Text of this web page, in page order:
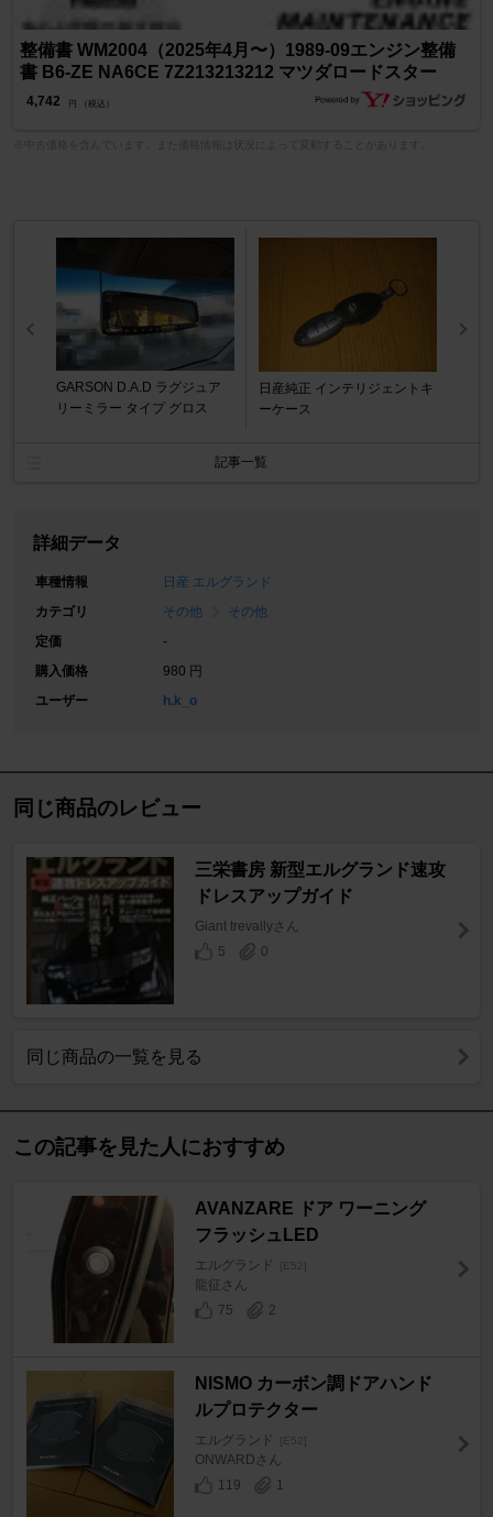
整備書 WM2004（2025年4月〜）1989-09エンジン整備
書 B6-ZE NA6CE 7Z213213212 マツダロードスター
4,742 円 （税込）
GARSON D.A.D ラグジュア
リーミラー タイプ グロス
日産純正 インテリジェントキ
ーケース
記事一覧
詳細データ
車種情報
日産 エルグランド
カテゴリ
その他
その他
定価
-
購入価格
980 円
ユーザー
h.k_o
同じ商品のレビュー
三栄書房 新型エルグランド速攻
ドレスアップガイド
Giant trevallyさん
5
0
同じ商品の一覧を見る
この記事を見た人におすすめ
AVANZARE ドア ワーニング
フラッシュLED
エルグランド [E52]
龍征さん
75
2
NISMO カーボン調ドアハンド
ルプロテクター
エルグランド [E52]
ONWARDさん
119
1